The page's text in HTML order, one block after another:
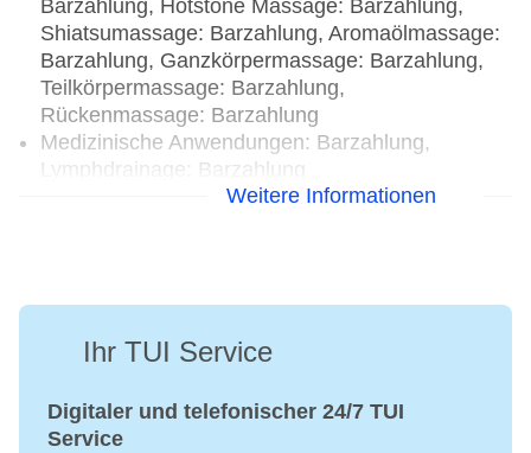
Barzahlung, Hotstone Massage: Barzahlung,
Shiatsumassage: Barzahlung, Aromaölmassage:
Barzahlung, Ganzkörpermassage: Barzahlung,
Teilkörpermassage: Barzahlung,
Rückenmassage: Barzahlung
Medizinische Anwendungen: Barzahlung,
Lymphdrainage: Barzahlung
Beauty-/Kosmetikcenter „Beauty center Diamant
Barzahlung, Cellulite-Behandlung: Barzahlung,
Barzahlung, Maniküre: Barzahlung, Pediküre:
Weitere Informationen
Ihr TUI Service
Digitaler und telefonischer 24/7 TUI
Service